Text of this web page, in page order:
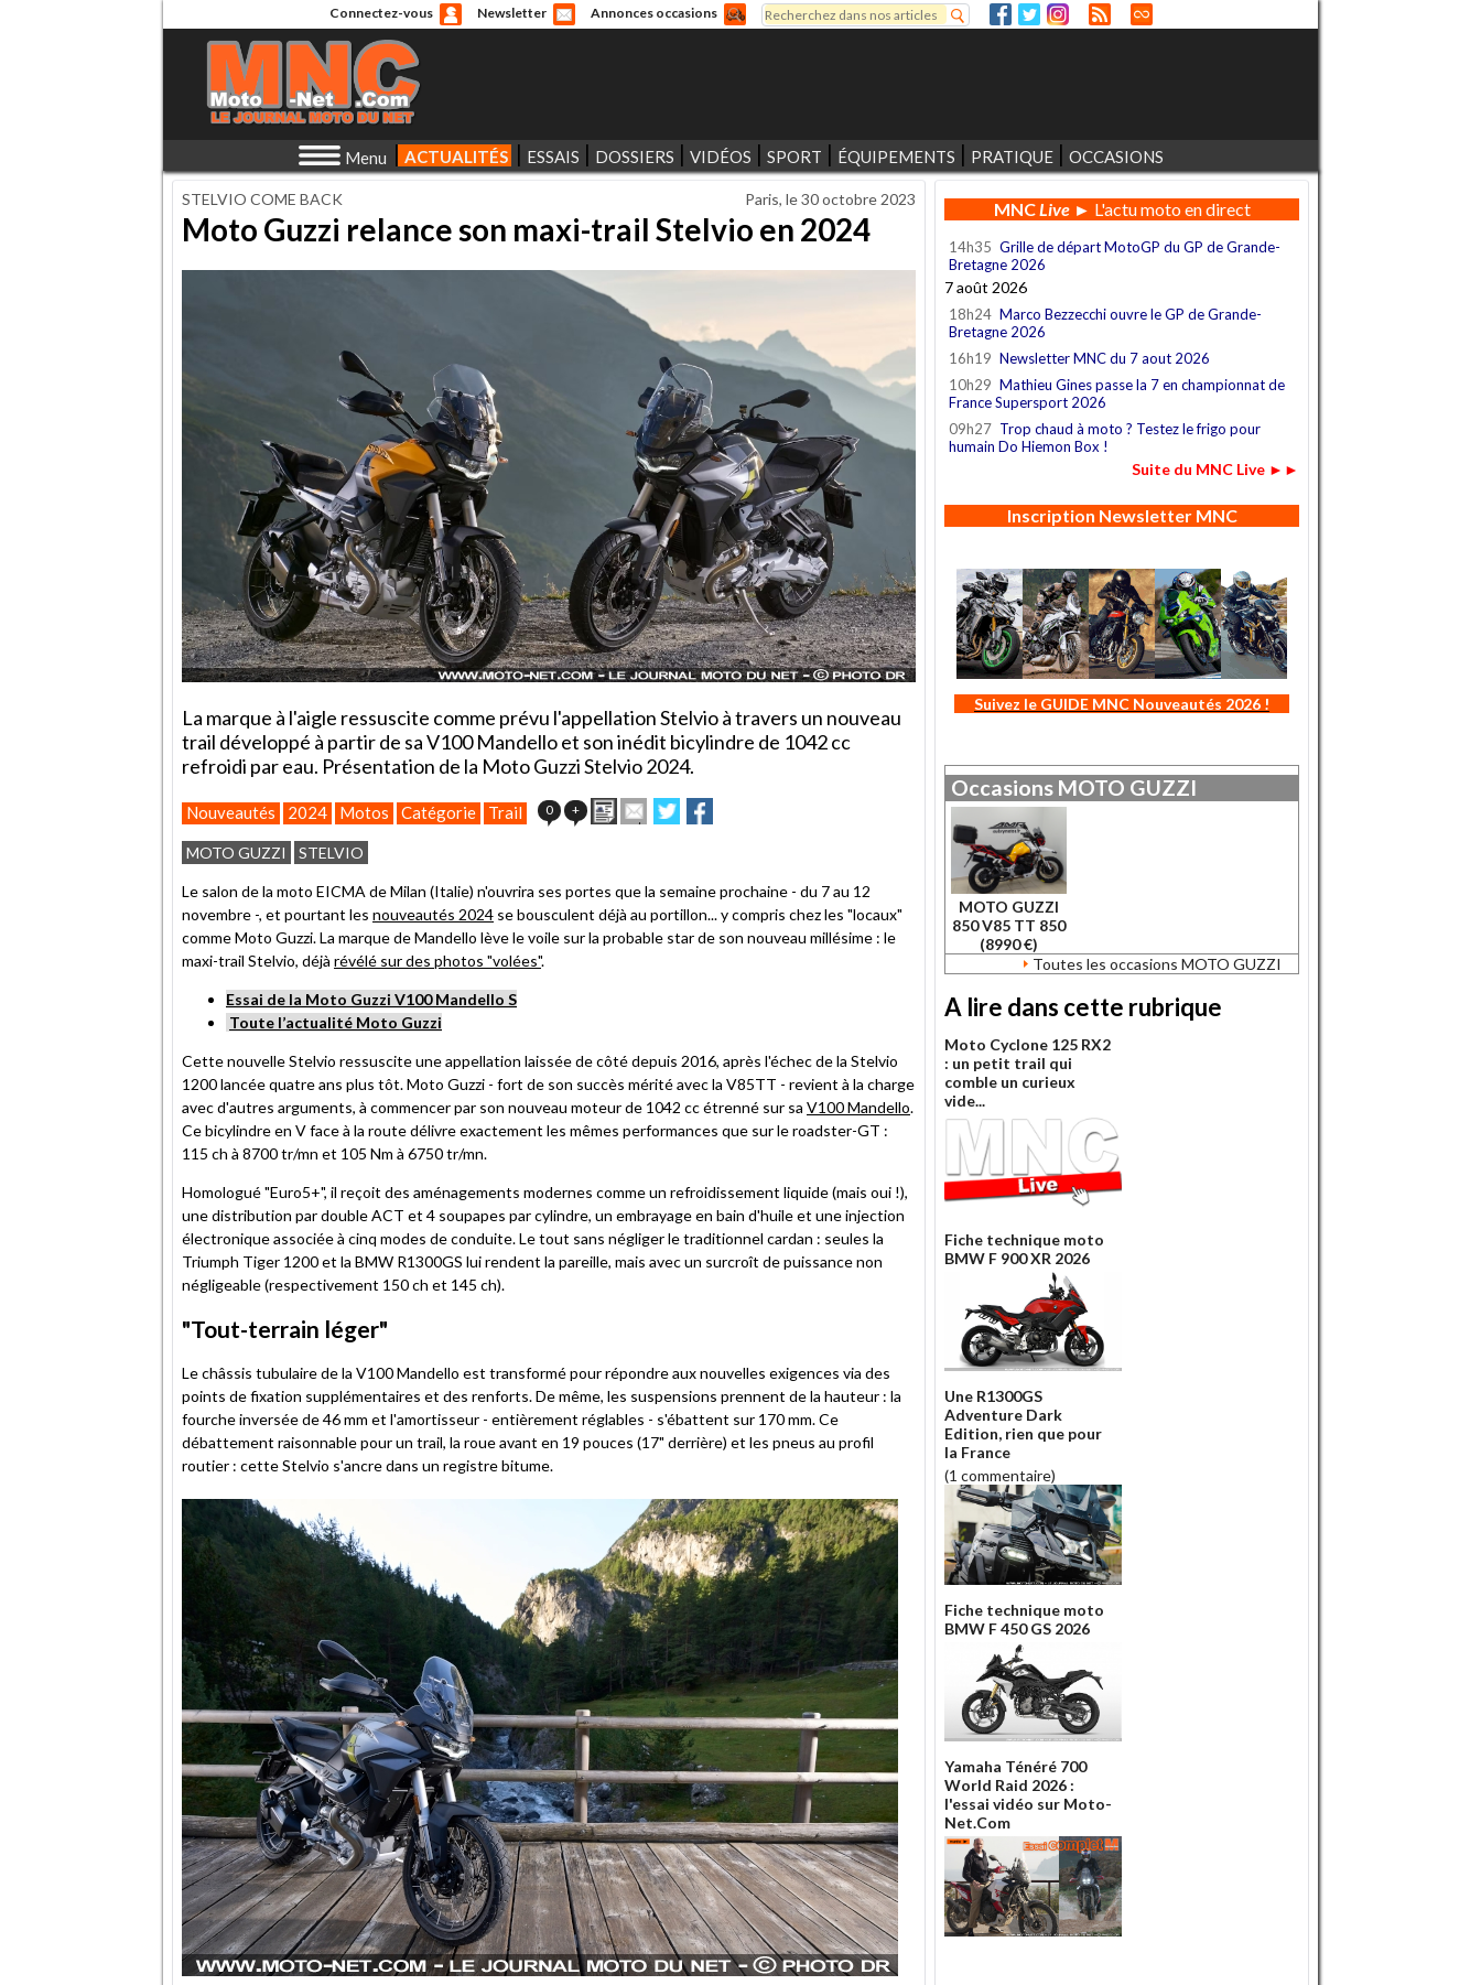
Connectez-vous Newsletter Annonces occasions
Formulaire de recherche
Rechercher
Menu ACTUALITÉS ESSAIS DOSSIERS VIDÉOS SPORT ÉQUIPEMENTS PRATIQUE OCCASIONS
STELVIO COME BACK Paris, le30 octobre 2023
Moto Guzzi relance son maxi-trail Stelvio en 2024
La marque à l'aigle ressuscite comme prévu l'appellation Stelvio à travers un nouveau
trail développé à partir de sa V100 Mandello et son inédit bicylindre de 1042 cc
refroidi par eau. Présentation de la Moto Guzzi Stelvio 2024.
Nouveautés 2024 Motos Catégorie Trail 0 + ImprimerEnvoyer
cet
ami
Partager
sur
sur
MOTO GUZZI STELVIO
Le salon de la moto EICMA de Milan (Italie) n'ouvrira ses portes que la semaine prochaine - du 7 au 12
novembre -, et pourtant les nouveautés 2024 se bousculent déjà au portillon... y compris chez les "locaux"
comme Moto Guzzi. La marque de Mandello lève le voile sur la probable star de son nouveau millésime : le
maxi-trail Stelvio, déjà révélé sur des photos "volées".
Essai de la Moto Guzzi V100 Mandello S
Toute l’actualité Moto Guzzi
Cette nouvelle Stelvio ressuscite une appellation laissée de côté depuis 2016, après l'échec de la Stelvio
1200 lancée quatre ans plus tôt. Moto Guzzi - fort de son succès mérité avec la V85TT - revient à la charge
avec d'autres arguments, à commencer par son nouveau moteur de 1042 cc étrenné sur sa V100 Mandello.
Ce bicylindre en V face à la route délivre exactement les mêmes performances que sur le roadster-GT :
115 ch à 8700 tr/mn et 105 Nm à 6750 tr/mn.
Homologué "Euro5+", il reçoit des aménagements modernes comme un refroidissement liquide (mais oui !),
une distribution par double ACT et 4 soupapes par cylindre, un embrayage en bain d'huile et une injection
électronique associée à cinq modes de conduite. Le tout sans négliger le traditionnel cardan : seules la
Triumph Tiger 1200 et la BMW R1300GS lui rendent la pareille, mais avec un surcroît de puissance non
négligeable (respectivement 150 ch et 145 ch).
"Tout-terrain léger"
Le châssis tubulaire de la V100 Mandello est transformé pour répondre aux nouvelles exigences via des
points de fixation supplémentaires et des renforts. De même, les suspensions prennent de la hauteur : la
fourche inversée de 46 mm et l'amortisseur - entièrement réglables - s'ébattent sur 170 mm. Ce
débattement raisonnable pour un trail, la roue avant en 19 pouces (17" derrière) et les pneus au profil
routier : cette Stelvio s'ancre dans un registre bitume.
MNCLive► L'actu moto en direct
14h35 Grille de départ MotoGP du GP de Grande-
Bretagne 2026
7 août 2026
18h24 Marco Bezzecchi ouvre le GP de Grande-
Bretagne 2026
16h19 Newsletter MNC du 7 aout 2026
10h29 Mathieu Gines passe la 7 en championnat de
France Supersport 2026
09h27 Trop chaud à moto ? Testez le frigo pour
humain Do Hiemon Box !
Suite du MNC Live ►►
Inscription Newsletter MNC
Suivez le GUIDE MNC Nouveautés 2026 !
Occasions MOTO GUZZI
MOTO GUZZI
850 V85 TT 850
(8990 €)
Toutes les occasions MOTO GUZZI
A lire dans cette rubrique
Moto Cyclone 125 RX2
: un petit trail qui
comble un curieux
vide...
Fiche technique moto
BMW F 900 XR 2026
Une R1300GS
Adventure Dark
Edition, rien que pour
la France
(1 commentaire)
Fiche technique moto
BMW F 450 GS 2026
Yamaha Ténéré 700
World Raid 2026 :
l'essai vidéo sur Moto-
Net.Com